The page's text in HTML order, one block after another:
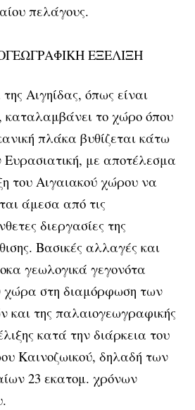
πελάγους.
ΕΞΕΛΙΞΗ
Αιγηίδας, όπως είναι
καταλαμβάνει το χώρο όπου
πλάκα βυθίζεται κάτω
Ευρασιατική, με αποτέλεσμα
του Αιγαιακού χώρου να
άμεσα από τις
διεργασίες της
Βασικές αλλαγές και
γεωλογικά γεγονότα
στη διαμόρφωση των
και της παλαιογεωγραφικής
κατά την διάρκεια του
Καινοζωικού, δηλαδή των
23 εκατομ. χρόνων